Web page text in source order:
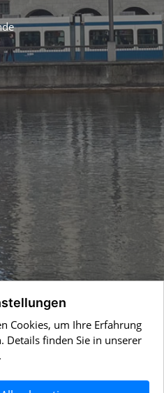
Cookies, um Ihre Erfahrung
Details finden Sie in unserer
.